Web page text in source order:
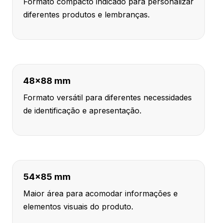
diferentes produtos e lembranças.
48x88 mm
Formato versátil para diferentes necessidades
de identificação e apresentação.
54x85 mm
Maior área para acomodar informações e
elementos visuais do produto.